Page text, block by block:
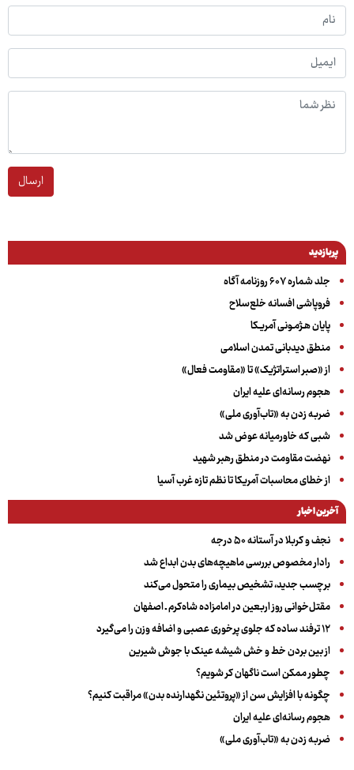
ارسال
پربازدید
جلد شماره ۶۰۷ روزنامه آگاه
فروپاشی افسانه خلع‌سلاح
پایان هـژمـونی آمریـکا
منطق دیدبانی تمدن اسلامی
از «صبر استراتژیک» تا «مقاومت فعال»
هجوم رسانه‌ای علیه ایران
ضربه زدن به «تاب‌آوری ملی»
شبی که خاورمیانه عوض شد
نهضت مقاومت در منطق رهبر شهید
از خطای محاسبات آمریکا تا نظم تازه غرب آسیا
آخرین اخبار
نجف و کربلا در آستانه ۵۰ درجه
رادار مخصوص بررسی ماهیچه‌های بدن ابداع شد
برچسب جدید، تشخیص بیماری را متحول می‌کند
مقتل‌خوانی روز اربعین در امامزاده شاه‌کرم ـ اصفهان
۱۲ ترفند ساده که جلوی پرخوری عصبی و اضافه ‌وزن را می‌گیرد
از بین بردن خط و خش شیشه عینک با جوش شیرین
چطور ممکن است ناگهان کر شویم؟
چگونه با افزایش سن از «پروتئین نگهدارنده بدن» مراقبت کنیم؟
هجوم رسانه‌ای علیه ایران
ضربه زدن به «تاب‌آوری ملی»